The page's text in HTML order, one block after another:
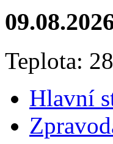
Teplota:
Hlavní